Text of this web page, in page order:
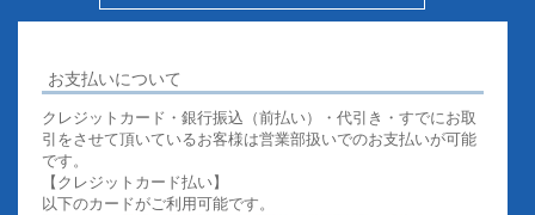
お支払いについて
クレジットカード・銀行振込（前払い）・代引き・すでにお取
引をさせて頂いているお客様は営業部扱いでのお支払いが可能
です。
【クレジットカード払い】
以下のカードがご利用可能です。